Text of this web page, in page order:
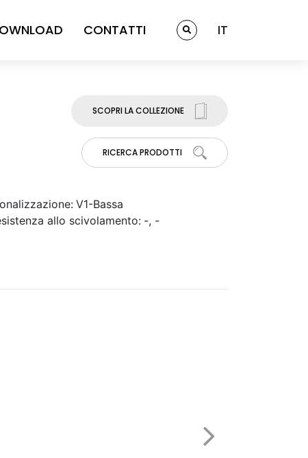
CONTATTI IT
SCOPRI LA COLLEZIONE
RICERCA PRODOTTI
V1-Bassa
allo scivolamento: -, -